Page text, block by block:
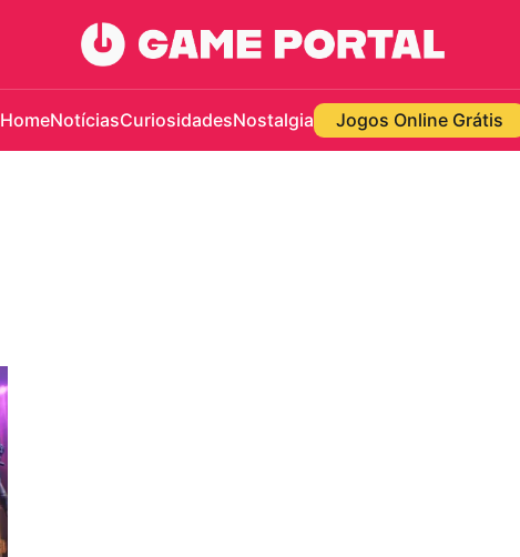
HomeNotíciasCuriosidadesNostalgia Jogos Online Grátis